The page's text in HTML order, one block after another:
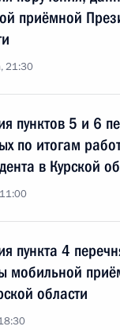
приёмной
21:30
пунктов 5 и 6
по итогам
в Курской
пункта 4
мобильной
области